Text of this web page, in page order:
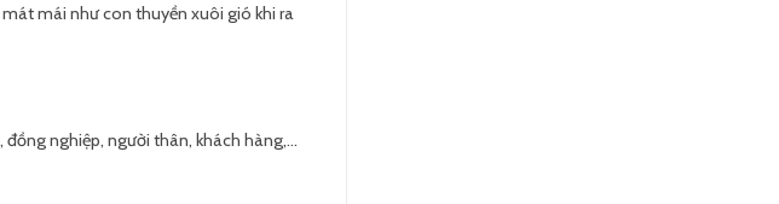
mái như con thuyền xuôi gió khi ra
đồng nghiệp, người thân, khách hàng,…